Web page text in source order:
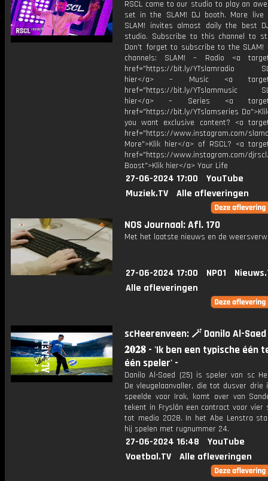
RSCL came to our studio to play an
set in the SLAM! DJ booth. More live
SLAM! invites almost daily the best
studio. Subscribe to this channel to
Don’t forget to subscribe to the SLAM!
channels: SLAM! – Radio <a
href="https://bit.ly/YTslamradio
hier</a> – Music <a
href="https://bit.ly/YTslammusic
hier</a> – Series <a
href="https://bit.ly/YTslamseries
you want exclusive content? <a
href="https://www.instagram.com/
More">Klik hier</a> of RSCL? <a
href="https://www.instagram.com/
Boost">Klik hier</a> Your Life
27-06-2024 17:00
YouTube
Muziek.TV
Alle afleveringen
NOS Journaal: Afl. 170
Met het laatste nieuws en de
27-06-2024 17:00 NPO1
Alle afleveringen
scHeerenveen: 🪄 Danilo Al-
𝟐𝟎𝟐𝟖 - 'Ik ben een typische één
één speler' -
Danilo Al-Saed (25) is speler van sc
De vleugelaanvaller, die tot dusver drie
speelde voor Irak, komt over van
tekent in Fryslân een contract voor vier
tot medio 2028. In het Abe Lenstra
hij spelen met rugnummer 24.
27-06-2024 16:48
YouTube
Voetbal.TV
Alle afleveringen